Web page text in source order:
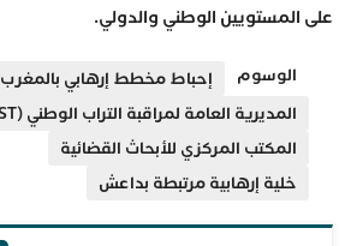
على المستويين الوطني والدولي.
الوسوم
إحباط مخطط إرهابي بالمغرب
المديرية العامة لمراقبة التراب الوطني (DGST)
المكتب المركزي للأبحاث القضائية
خلية إرهابية مرتبطة بداعش